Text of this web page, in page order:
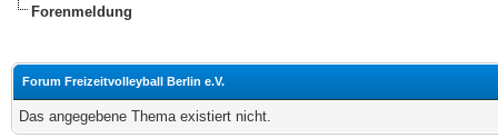
Forenmeldung
Forum Freizeitvolleyball Berlin e.V.
Das angegebene Thema existiert nicht.